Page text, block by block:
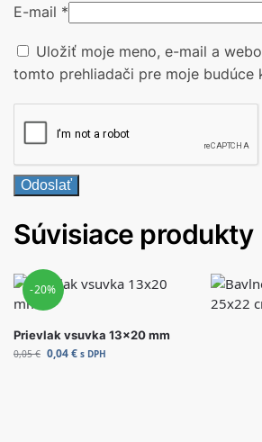
E-mail *
Uložiť moje meno, e-mail a
tomto prehliadači pre moje budúce
Súvisiace produkty
-20%
Prievlak vsuvka 13×20 mm
0,05€ 0,04€ s DPH